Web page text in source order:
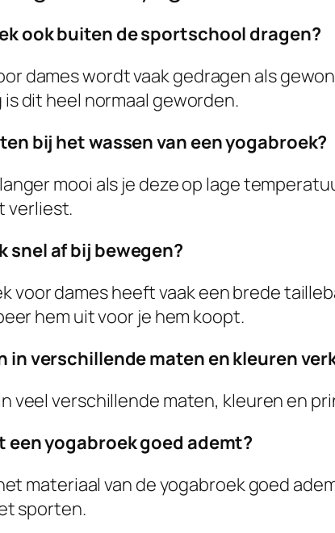
ook buiten de sportschool dragen?
dames wordt vaak gedragen als
dit heel normaal geworden.
bij het wassen van een yogabroek?
mooi als je deze op lage
verliest.
snel af bij bewegen?
voor dames heeft vaak een brede
hem uit voor je hem koopt.
in verschillende maten en kleuren
veel verschillende maten, kleuren en
een yogabroek goed ademt?
materiaal van de yogabroek goed
sporten.